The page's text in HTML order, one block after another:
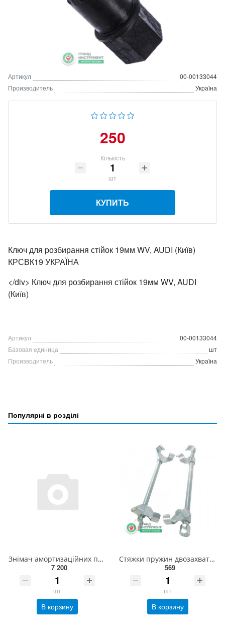
Артикул
00-00133044
Производитель
Україна
250
Кількість
шт
КУПИТЬ
Ключ для розбирання стійок 19мм WV, AUDI (Київ)
КРСВК19 УКРАЇНА
</div> Ключ для розбирання стійок 19мм WV, AUDI
(Київ)
Артикул
00-00133044
Базовая единица
шт
Производитель
Україна
Популярні в розділі
Знімач амортизаційних пружин YATO до l=300 мм McPherson; заг. l=400 мм, макс. зусилля-1500 кг [1/24]
7 200
шт
В корзину
Стяжки пружин двозахватні L300 (1 різьба) CS300R1 ХЗСО
569
шт
В корзину